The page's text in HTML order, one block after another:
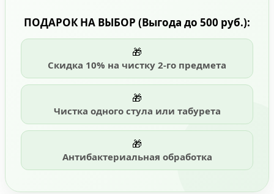
ПОДАРОК НА ВЫБОР (Выгода до 500 руб.):
🎁
Скидка 10% на чистку 2-го предмета
🎁
Чистка одного стула или табурета
🎁
Антибактериальная обработка